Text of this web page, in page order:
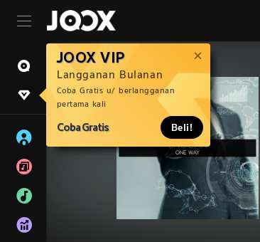
JOOX VIP
Langganan Bulanan
Coba Gratis u/ berlangganan
pertama kali
Coba Gratis Beli!